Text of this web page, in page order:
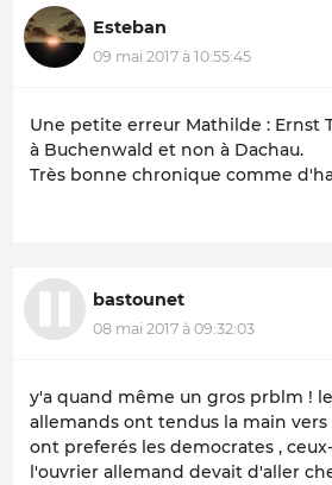
Esteban
09 mai 2017 à 10:55:45
Une petite erreur Mathilde : Ernst
à Buchenwald et non à Dachau.
Très bonne chronique comme
bastounet
08 mai 2017 à 09:32:03
y'a quand même un gros prblm !
allemands ont tendus la main vers
ont preferés les democrates ,
l'ouvrier allemand devait d'aller